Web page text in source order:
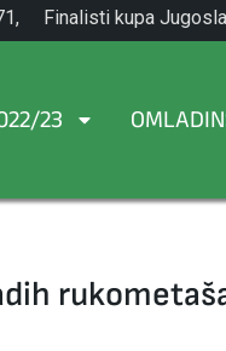
Finalisti kupa
1965.
23